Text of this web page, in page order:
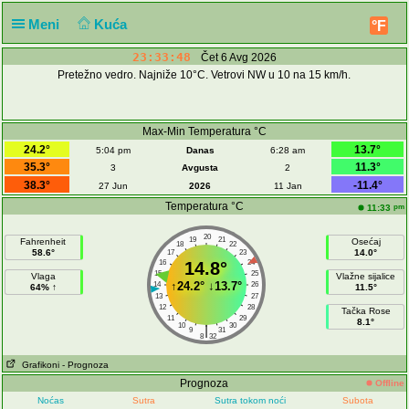
Meni Kuća °F
23:33:48
Čet 6 Avg 2026
Pretežno vedro. Najniže 10°C. Vetrovi NW u 10 na 15 km/h.
Max-Min Temperatura °C
24.2°
5:04 pm Danas 6:28 am
13.7°
35.3°
3 Avgusta 2
11.3°
38.3°
27 Jun 2026 11 Jan
-11.4°
Temperatura °C
11:33 pm
Fahrenheit
58.6°
Vlaga
64% ↑
20
19 21
18
22
17
23
16
24
15
25
14
26
13
27
12
28
11
29
10
30
9 31
|
8 32
14.8°
↑24.2°↓13.7°
Osećaj
14.0°
Vlažne sijalice
11.5°
Tačka Rose
8.1°
Grafikoni - Prognoza
Prognoza
Offline
Noćas
Sutra Sutra tokom noći Subota